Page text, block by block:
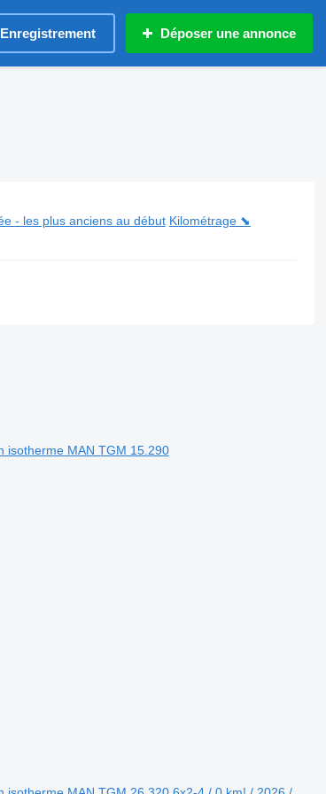
Déposer une annonce
- les plus anciens au début Kilométrage ⬊
isotherme MAN TGM 15.290